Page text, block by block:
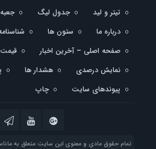
تیتر و لید
جدول لیگ جعبه
درباره ما
ستون ها
صفحه اصلی – آخرین اخبار
نمایش درصدی
هشدار ها
پیوندهای سایت
چاپ
تمام حقوق مادی و معنوی این سایت متعلق به